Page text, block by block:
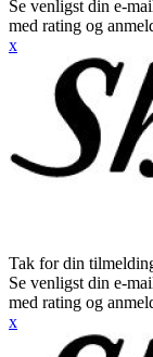
Se venligst din e-
med rating og
x
Tak for din
Se venligst din e-
med rating og
x